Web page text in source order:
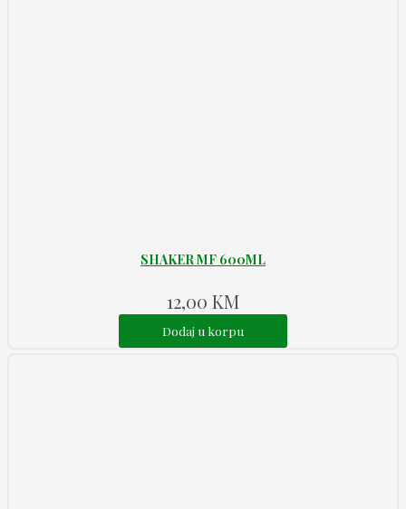
SHAKER MF 600ML
12,00 KM
Dodaj u korpu